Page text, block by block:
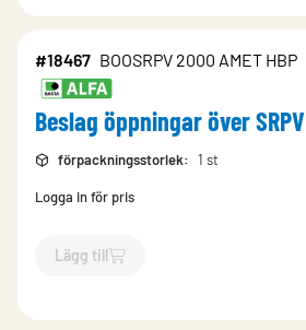
#18467 BOOSRPV 2000 AMET HBP
Beslag öppningar över SRPV
förpackningsstorlek: 1 st
Logga in för pris
Lägg till
`$Lägg till